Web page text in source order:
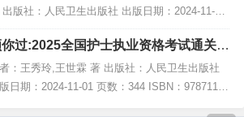
出版社：人民卫生出版社 出版日期：2024-11-01
：598 ISBN：9787117368223 电子书大小：21
[高清扫描版P...
过:2025全国护士执业资格考试通关
,PDF电子书下载
：王秀玲,王世霖 著 出版社：人民卫生出版社
日期：2024-11-01 页数：344 ISBN：97871173